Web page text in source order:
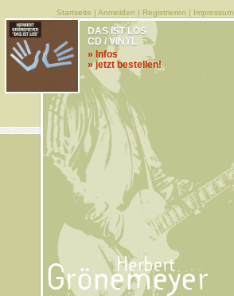
Startseite | Anmelden | Registrieren | Impressum
DAS IST LOS
CD / VINYL
» Infos
» jetzt bestellen!